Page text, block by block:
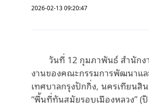
2026-02-13 09:20:47
วันที่ 12 กุมภาพันธ์ สำนัก
งานของคณะกรรมการพัฒนาแ
เทศบาลกรุงปักกิ่ง, นครเทียน
“พื้นที่ทันสมัยรอบเมืองหลวง” (